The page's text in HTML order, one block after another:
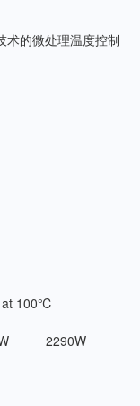
术的微处理温度控制
100℃
2290W